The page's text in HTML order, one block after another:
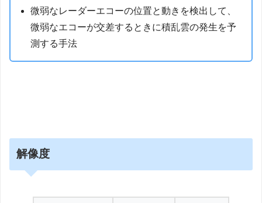
微弱なレーダーエコーの位置と動きを検出して、
微弱なエコーが交差するときに積乱雲の発生を予
測する手法
解像度